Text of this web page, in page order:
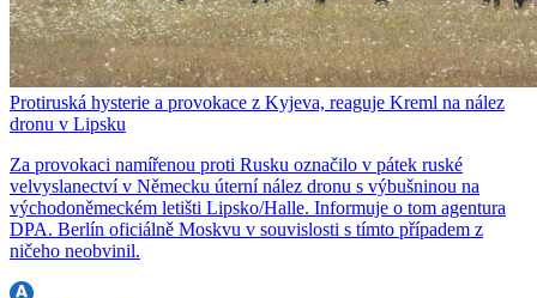
Protiruská hysterie a provokace z Kyjeva, reaguje Kreml na nález
dronu v Lipsku
Za provokaci namířenou proti Rusku označilo v pátek ruské
velvyslanectví v Německu úterní nález dronu s výbušninou na
východoněmeckém letišti Lipsko/Halle. Informuje o tom agentura
DPA. Berlín oficiálně Moskvu v souvislosti s tímto případem z
ničeho neobvinil.